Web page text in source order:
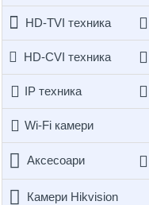
HD-TVI техника
HD-CVI техника
IP техника
Wi-Fi камери
Аксесоари
Камери Hikvision